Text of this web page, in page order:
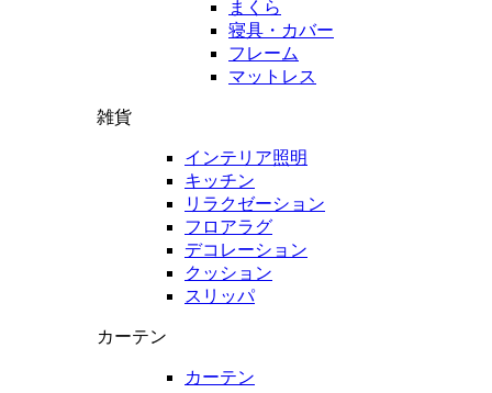
まくら
寝具・カバー
フレーム
マットレス
雑貨
インテリア照明
キッチン
リラクゼーション
フロアラグ
デコレーション
クッション
スリッパ
カーテン
カーテン